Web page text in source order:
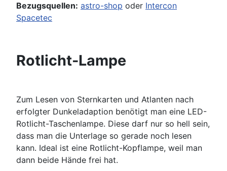
Bezugsquellen: astro-shop oder Intercon
Spacetec
Rotlicht-Lampe
Zum Lesen von Sternkarten und Atlanten nach
erfolgter Dunkeladaption benötigt man eine LED-
Rotlicht-Taschenlampe. Diese darf nur so hell sein,
dass man die Unterlage so gerade noch lesen
kann. Ideal ist eine Rotlicht-Kopflampe, weil man
dann beide Hände frei hat.